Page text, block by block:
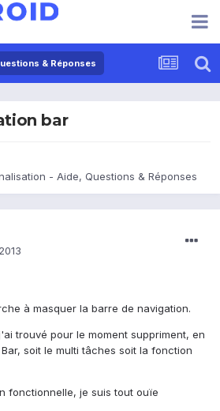
& Réponses
bar
- Aide, Questions & Réponses
à masquer la barre de navigation.
trouvé pour le moment suppriment, en
soit le multi tâches soit la fonction
fonctionnelle, je suis tout ouïe